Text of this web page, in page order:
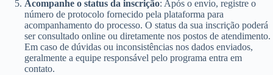
Acompanhe o status da inscrição: Após o envio, registre o
número de protocolo fornecido pela plataforma para
acompanhamento do processo. O status da sua inscrição poderá
ser consultado online ou diretamente nos postos de atendimento.
Em caso de dúvidas ou inconsistências nos dados enviados,
geralmente a equipe responsável pelo programa entra em
contato.